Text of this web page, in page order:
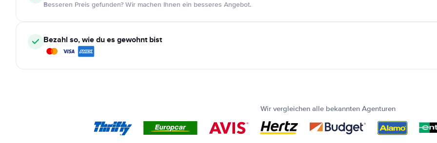
Besseren Preis gefunden? Wir machen Ihnen ein besseres Angebot.
Bezahl so, wie du es gewohnt bist
Wir vergleichen alle bekannten Agenturen